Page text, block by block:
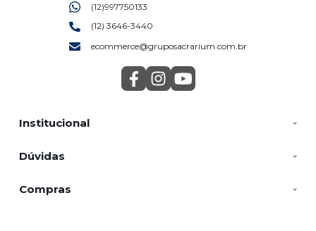
Institucional
Dúvidas
Compras
(12)997750133
(12) 3646-3440
ecommerce@gruposacrarium.com.br